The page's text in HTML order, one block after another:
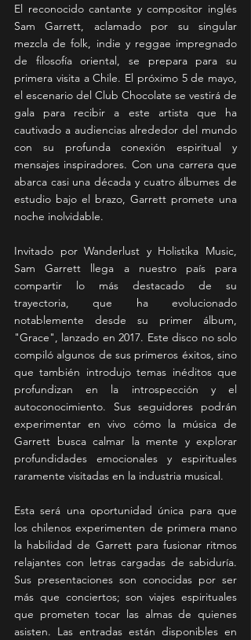
El reconocido cantante y compositor inglés
Sam Garrett, aclamado por su singular
mezcla de folk, indie y reggae impregnado
de filosofía oriental, se prepara para su
primera visita a Chile. El próximo 5 de mayo,
el escenario del Club Chocolate se vestirá de
gala para recibir a este artista que ha
cautivado a audiencias alrededor del mundo
con su profunda conexión espiritual y
mensajes inspiradores. Con una carrera que
abarca casi una década y cuatro álbumes de
estudio bajo el brazo, Garrett promete una
noche inolvidable.
Invitado por Wanderlust y Holistika Music,
Sam Garrett llega a nuestro país para
compartir lo más destacado de su
trayectoria, que ha evolucionado
notablemente desde su primer álbum,
"Grace", lanzado en 2017. Este disco no solo
compiló algunos de sus primeros éxitos, sino
que también introdujo temas inéditos que
profundizan en la introspección y el
autoconocimiento. Sus seguidores podrán
experimentar en vivo cómo la música de
Garrett busca calmar la mente y explorar
profundidades emocionales y espirituales
raramente visitadas en la industria musical.
Esta será una oportunidad única para que
los chilenos experimenten de primera mano
la habilidad de Garrett para fusionar ritmos
relajantes con letras cargadas de sabiduría.
Sus presentaciones son conocidas por ser
más que conciertos; son viajes espirituales
que prometen tocar las almas de quienes
asisten. Las entradas están disponibles en